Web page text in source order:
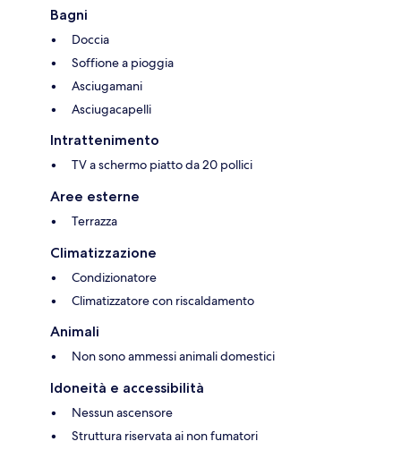
Bagni
Doccia
Soffione a pioggia
Asciugamani
Asciugacapelli
Intrattenimento
TV a schermo piatto da 20 pollici
Aree esterne
Terrazza
Climatizzazione
Condizionatore
Climatizzatore con riscaldamento
Animali
Non sono ammessi animali domestici
Idoneità e accessibilità
Nessun ascensore
Struttura riservata ai non fumatori